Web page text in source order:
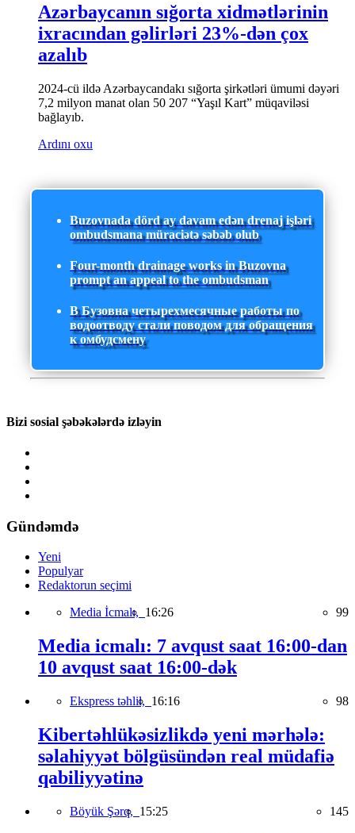
Azərbaycanın sığorta xidmətlərinin
ixracından gəlirləri 23%-dən çox
azalıb
2024-cü ildə Azərbaycandakı sığorta şirkətləri ümumi dəyəri
7,2 milyon manat olan 50 207 “Yaşıl Kart” müqaviləsi
bağlayıb.
Ardını oxu
Buzovnada dörd ay davam edən drenaj işləri
ombudsmana müraciətə səbəb olub
Four-month drainage works in Buzovna
prompt an appeal to the ombudsman
В Бузовна четырехмесячные работы по
водоотводу стали поводом для обращения
к омбудсмену
Bizi sosial şəbəkələrdə izləyin
Gündəmdə
Yeni
Populyar
Redaktorun seçimi
Media İcmalı, 16:26 99
Media icmalı: 7 avqust saat 16:00-dan
10 avqust saat 16:00-dək
Ekspress təhlil, 16:16 98
Kibertəhlükəsizlikdə yeni mərhələ:
səlahiyyət bölgüsündən real müdafiə
qabiliyyətinə
Böyük Şərq, 15:25 145